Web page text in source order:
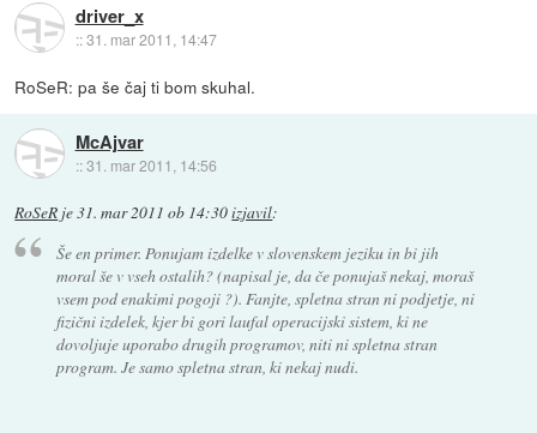
driver_x
::31. mar 2011, 14:47
RoSeR: pa še čaj ti bom skuhal.
McAjvar
::31. mar 2011, 14:56
RoSeR je31. mar 2011 ob 14:30izjavil:
Še en primer. Ponujam izdelke v slovenskem jeziku in bi jih
moral še v vseh ostalih? (napisal je, da če ponujaš nekaj, moraš
vsem pod enakimi pogoji ?). Fanjte, spletna stran ni podjetje, ni
fizični izdelek, kjer bi gori laufal operacijski sistem, ki ne
dovoljuje uporabo drugih programov, niti ni spletna stran
program. Je samo spletna stran, ki nekaj nudi.